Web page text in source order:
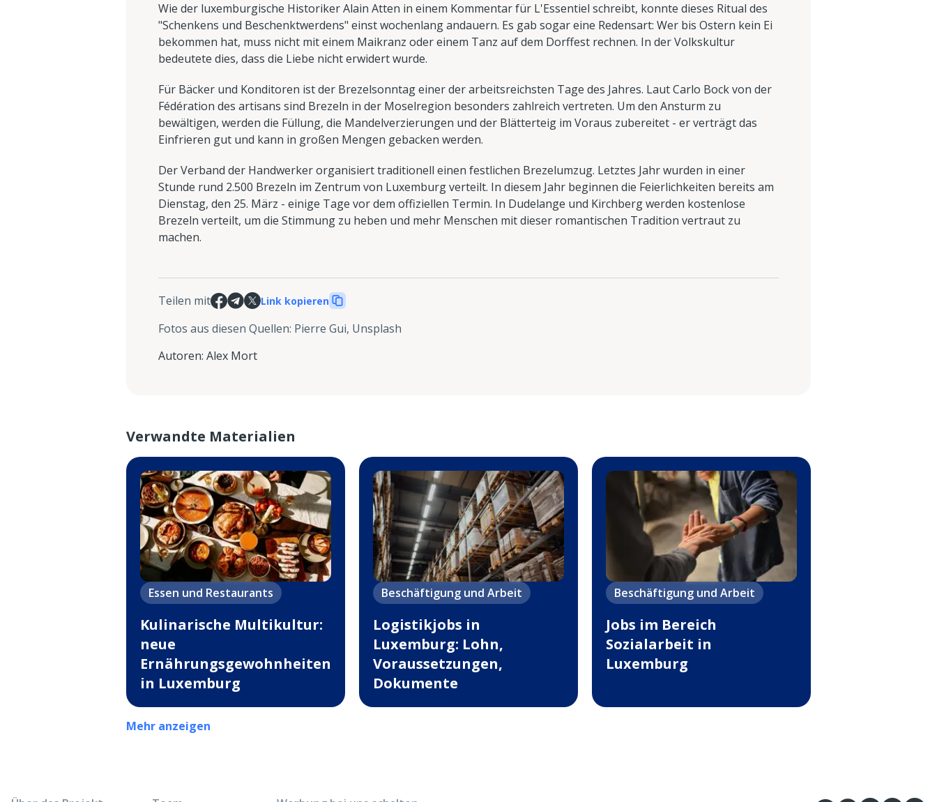
Wie der luxemburgische Historiker Alain Atten in einem Kommentar für L'Essentiel schreibt, konnte dieses Ritual des
"Schenkens und Beschenktwerdens" einst wochenlang andauern. Es gab sogar eine Redensart: Wer bis Ostern kein Ei
bekommen hat, muss nicht mit einem Maikranz oder einem Tanz auf dem Dorffest rechnen. In der Volkskultur
bedeutete dies, dass die Liebe nicht erwidert wurde.
Für Bäcker und Konditoren ist der Brezelsonntag einer der arbeitsreichsten Tage des Jahres. Laut Carlo Bock von der
Fédération des artisans sind Brezeln in der Moselregion besonders zahlreich vertreten. Um den Ansturm zu
bewältigen, werden die Füllung, die Mandelverzierungen und der Blätterteig im Voraus zubereitet - er verträgt das
Einfrieren gut und kann in großen Mengen gebacken werden.
Der Verband der Handwerker organisiert traditionell einen festlichen Brezelumzug. Letztes Jahr wurden in einer
Stunde rund 2.500 Brezeln im Zentrum von Luxemburg verteilt. In diesem Jahr beginnen die Feierlichkeiten bereits am
Dienstag, den 25. März - einige Tage vor dem offiziellen Termin. In Dudelange und Kirchberg werden kostenlose
Brezeln verteilt, um die Stimmung zu heben und mehr Menschen mit dieser romantischen Tradition vertraut zu
machen.
Teilen mit Link kopieren
Fotos aus diesen Quellen: Pierre Gui, Unsplash
Autoren: Alex Mort
Verwandte Materialien
Essen und Restaurants
Kulinarische Multikultur:
neue
Ernährungsgewohnheiten
in Luxemburg
Beschäftigung und Arbeit
Logistikjobs in
Luxemburg: Lohn,
Voraussetzungen,
Dokumente
Beschäftigung und Arbeit
Jobs im Bereich
Sozialarbeit in
Luxemburg
Mehr anzeigen